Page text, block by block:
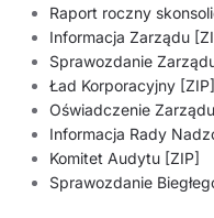
Raport roczny
Informacja Zarządu
Sprawozdanie
Ład Korporacyjny [ZIP]
Oświadczenie
Informacja Rady
Komitet Audytu [ZIP]
Sprawozdanie